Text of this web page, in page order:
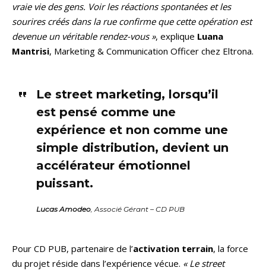
vraie vie des gens. Voir les réactions spontanées et les
sourires créés dans la rue confirme que cette opération est
devenue un véritable rendez-vous », explique Luana
Mantrisi, Marketing & Communication Officer chez Eltrona.
Le street marketing, lorsqu’il
est pensé comme une
expérience et non comme une
simple distribution, devient un
accélérateur émotionnel
puissant.
Lucas Amodeo, Associé Gérant – CD PUB
Pour CD PUB, partenaire de l’activation terrain, la force
du projet réside dans l’expérience vécue. « Le street